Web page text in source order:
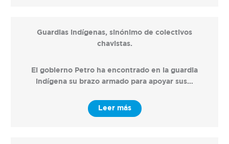
Guardias indígenas, sinónimo de colectivos
chavistas.
El gobierno Petro ha encontrado en la guardia
indígena su brazo armado para apoyar sus…
Leer más